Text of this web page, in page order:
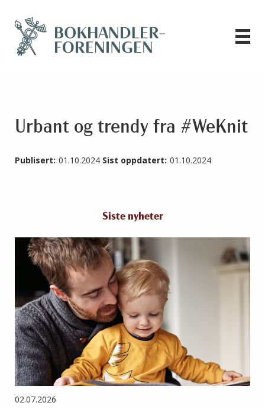
Urbant og trendy fra #WeKnit
Publisert: 01.10.2024 Sist oppdatert: 01.10.2024
Siste nyheter
02.07.2026